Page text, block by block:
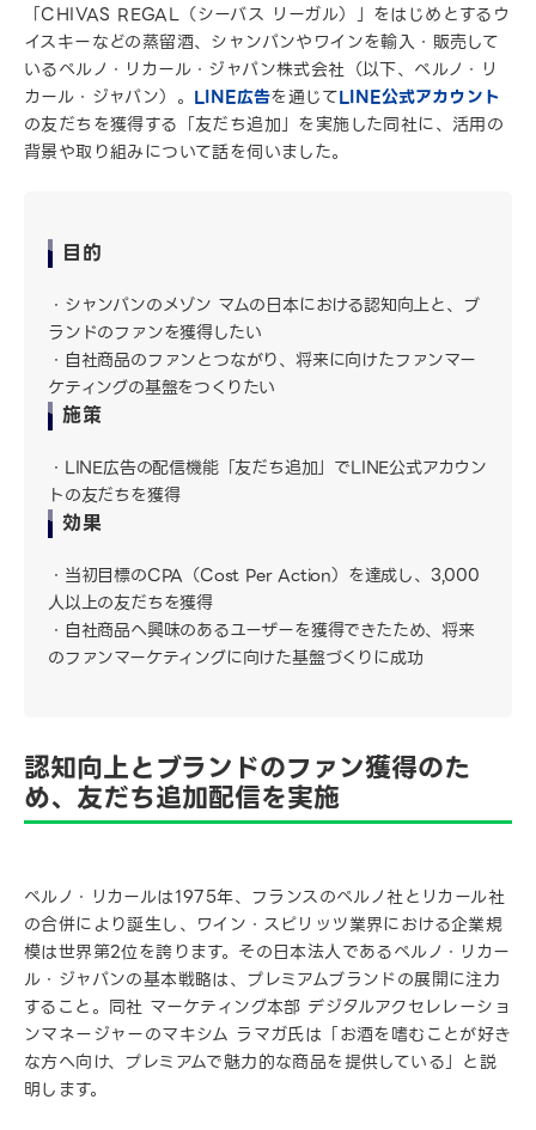
「CHIVAS REGAL（シーバス リーガル）」をはじめとするウ
イスキーなどの蒸留酒、シャンパンやワインを輸入・販売して
いるペルノ・リカール・ジャパン株式会社（以下、ペルノ・リ
カール・ジャパン）。 LINE広告を通じてLINE公式アカウント
の友だちを獲得する「友だち追加」を実施した同社に、活用の
背景や取り組みについて話を伺いました。
目的
シャンパンのメゾン マムの日本における認知向上と、ブ
ランドのファンを獲得したい
自社商品のファンとつながり、将来に向けたファンマー
ケティングの基盤をつくりたい
施策
LINE広告の配信機能「友だち追加」でLINE公式アカウン
トの友だちを獲得
効果
当初目標のCPA（Cost Per Action）を達成し、3,000
人以上の友だちを獲得
自社商品へ興味のあるユーザーを獲得できたため、将来
のファンマーケティングに向けた基盤づくりに成功
認知向上とブランドのファン獲得のた
め、友だち追加配信を実施
ペルノ・リカールは1975年、フランスのペルノ社とリカール社
の合併により誕生し、ワイン・スピリッツ業界における企業規
模は世界第2位を誇ります。その日本法人であるペルノ・リカー
ル・ジャパンの基本戦略は、プレミアムブランドの展開に注力
すること。同社 マーケティング本部 デジタルアクセレレーショ
ンマネージャーのマキシム ラマガ氏は「お酒を嗜むことが好き
な方へ向け、プレミアムで魅力的な商品を提供している」と説
明します。